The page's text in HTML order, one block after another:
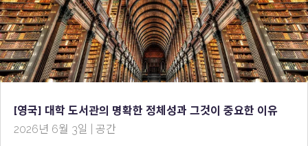
[영국] 대학 도서관의 명확한 정체성과 그것이 중요한 이유
2026년 6월 3일
공간